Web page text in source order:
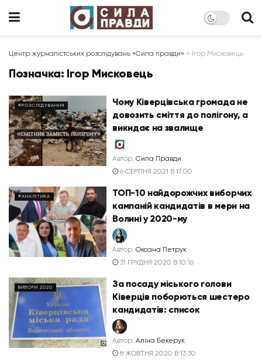
Центр журналістських розслідувань «Сила правди» > Ігор Мисковець
Позначка: Ігор Мисковець
#РОЗСЛІДУВАННЯ
Чому Ківерцівська громада не
довозить сміття до полігону, а
викидає на звалище
Автор: Сила Правди
6 СЕРПНЯ 2021 В 17:00
#АНАЛІТИКА
ТОП-10 найдорожчих виборчих
кампаній кандидатів в мери на
Волині у 2020-му
Автор: Оксана Петрук
31 ГРУДНЯ 2020 В 10:16
ВИБОРИ 2020
За посаду міського голови
Ківерців поборються шестеро
кандидатів: список
Автор: Аліна Бекерук
8 ЖОВТНЯ 2020 В 13:30